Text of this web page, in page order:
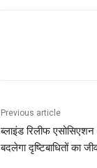
Previous article
ब्लाइंड रिलीफ
बदलेगा दृष्टिबाधितों का